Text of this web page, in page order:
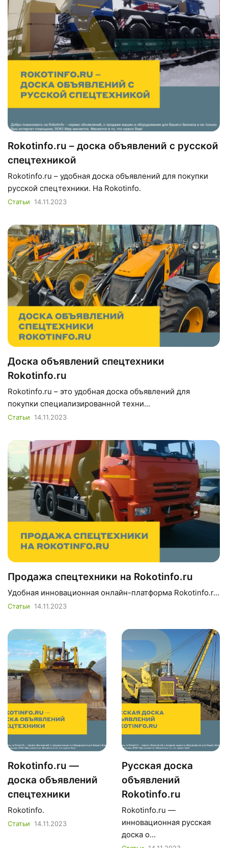
Rokotinfo.ru – доска объявлений с русской
спецтехникой
Rokotinfo.ru – удобная доска объявлений для покупки
русской спецтехники. На Rokotinfo.
Статьи 14.11.2023
Доска объявлений спецтехники
Rokotinfo.ru
Rokotinfo.ru – это удобная доска объявлений для
покупки специализированной техни...
Статьи 14.11.2023
Продажа спецтехники на Rokotinfo.ru
Удобная инновационная онлайн-платформа Rokotinfo.r...
Статьи 14.11.2023
Rokotinfo.ru —
доска объявлений
спецтехники
Rokotinfo.
Статьи 14.11.2023
Русская доска
объявлений
Rokotinfo.ru
Rokotinfo.ru —
инновационная русская
доска о...